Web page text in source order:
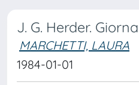
J. G. Herder.
MARCHETTI, LAURA
1984-01-01